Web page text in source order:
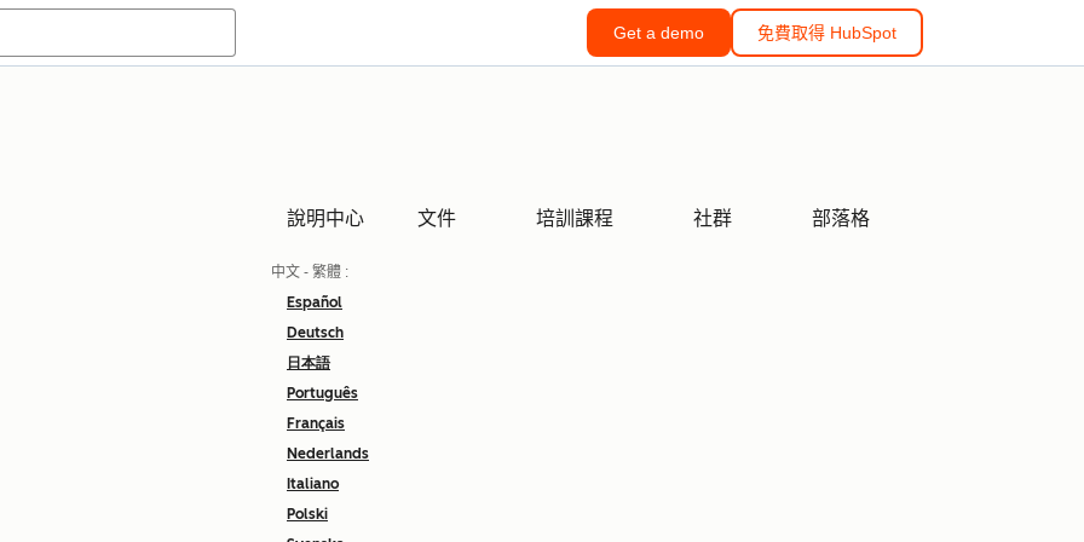
Get a demo 免費取得 HubSpot
說明中心 文件 培訓課程 社群 部落格
中文 - 繁體 :
Español
Deutsch
日本語
Português
Français
Nederlands
Italiano
Polski